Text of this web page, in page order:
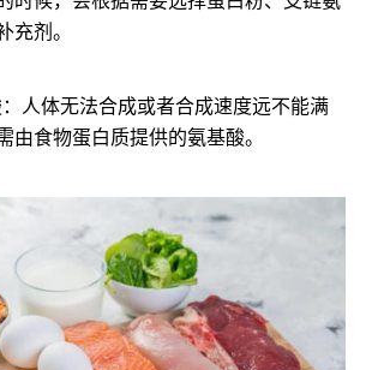
充剂。
人体无法合成或者合成速度远不能满
由食物蛋白质提供的氨基酸。